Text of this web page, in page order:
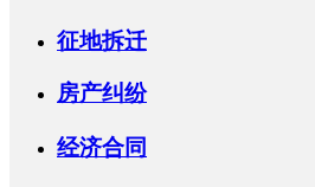
征地拆迁
房产纠纷
经济合同